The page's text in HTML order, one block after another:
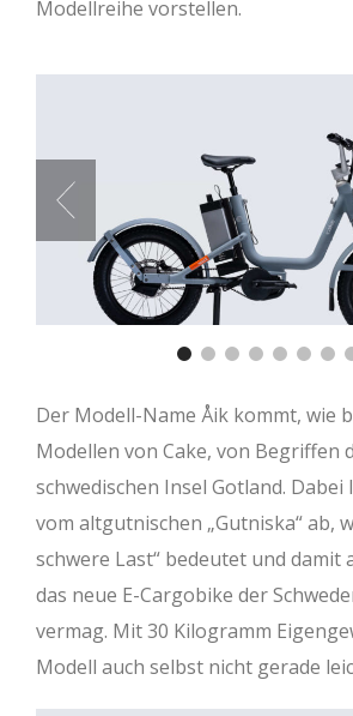
Modellreihe vorstellen.
Der Modell-Name Åik kommt, wie
Modellen von Cake, von Begriffen
schwedischen Insel Gotland. Dabei
vom altgutnischen „Gutniska“ ab,
schwere Last“ bedeutet und damit
das neue E-Cargobike der
vermag. Mit 30 Kilogramm
Modell auch selbst nicht gerade